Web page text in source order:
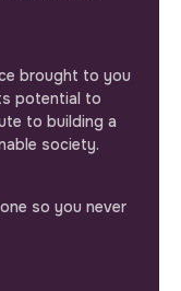
brought to you
potential to
to building a
society.
so you never